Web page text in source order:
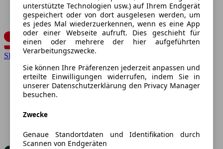
SEAT
unterstützte Technologien usw.) auf Ihrem Endgerät
gespeichert oder von dort ausgelesen werden, um
es jedes Mal wiederzuerkennen, wenn es eine App
oder einer Webseite aufruft. Dies geschieht für
einen oder mehrere der hier aufgeführten
Verarbeitungszwecke.
Sie können Ihre Präferenzen jederzeit anpassen und
erteilte Einwilligungen widerrufen, indem Sie in
unserer Datenschutzerklärung den Privacy Manager
besuchen.
Zwecke
Genaue Standortdaten und Identifikation durch
Scannen von Endgeräten